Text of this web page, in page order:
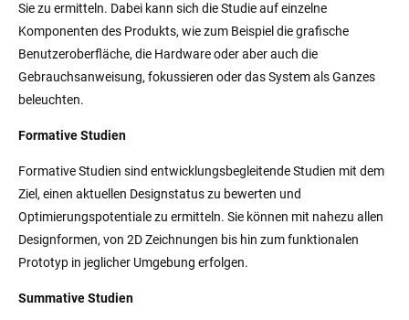
Sie zu ermitteln. Dabei kann sich die Studie auf einzelne
Komponenten des Produkts, wie zum Beispiel die grafische
Benutzeroberfläche, die Hardware oder aber auch die
Gebrauchsanweisung, fokussieren oder das System als Ganzes
beleuchten.
Formative Studien
Formative Studien sind entwicklungsbegleitende Studien mit dem
Ziel, einen aktuellen Designstatus zu bewerten und
Optimierungspotentiale zu ermitteln. Sie können mit nahezu allen
Designformen, von 2D Zeichnungen bis hin zum funktionalen
Prototyp in jeglicher Umgebung erfolgen.
Summative Studien